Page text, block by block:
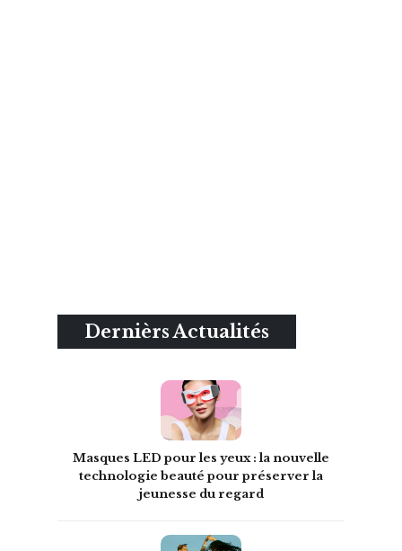
Dernièrs Actualités
Masques LED pour les yeux : la nouvelle
technologie beauté pour préserver la
jeunesse du regard